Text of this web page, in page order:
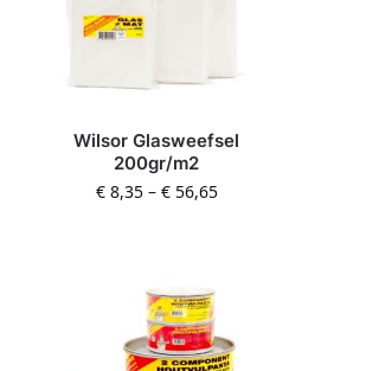
Wilsor Glasweefsel
200gr/m2
€8,35– €56,65